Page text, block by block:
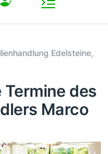
Edelsteine,
des
Marco